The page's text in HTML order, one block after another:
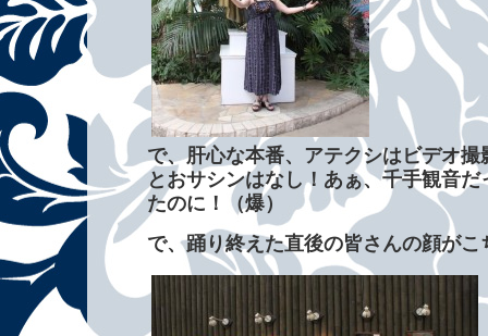
で、肝心な本番、アテクシはビデオ
とおサシンはなし！あぁ、千手観音
たのに！（爆）
で、踊り終えた直後の皆さんの顔がこ